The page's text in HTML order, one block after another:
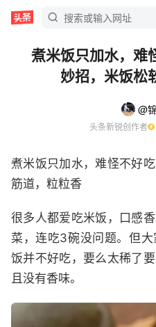
煮米饭只加水，难
妙招，米饭松
@
头条新锐创作者
煮米饭只加水，难怪不好
筋道，粒粒香
很多人都爱吃米饭，口感
菜，连吃3碗没问题。但
饭并不好吃，要么太稀了
且没有香味。